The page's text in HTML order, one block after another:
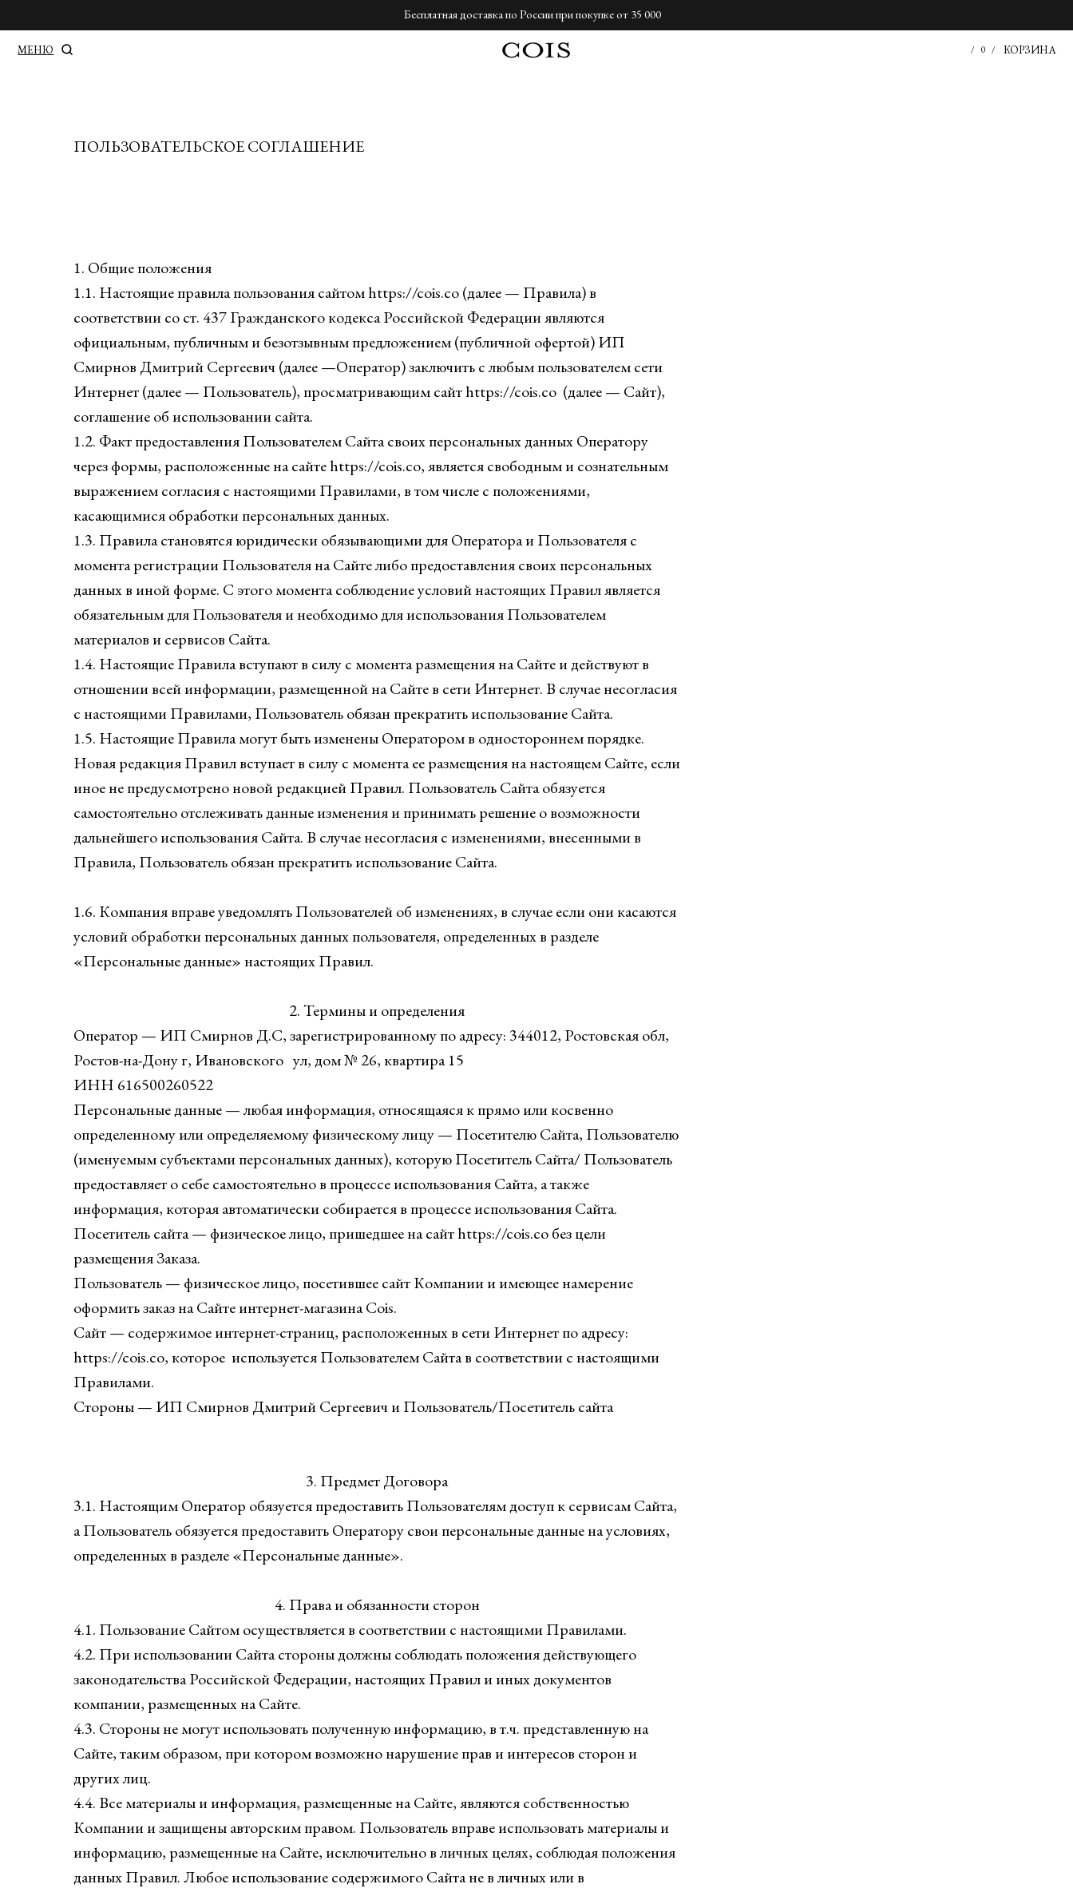
МЕНЮ
Бесплатная доставка по России при покупке от 35 000
ПОЛЬЗОВАТЕЛЬСКОЕ СОГЛАШЕНИЕ
1. Общие положения
1.1. Настоящие правила пользования сайтом https://cois.co (далее — Правила) в
соответствии со ст. 437 Гражданского кодекса Российской Федерации являются
официальным, публичным и безотзывным предложением (публичной офертой) ИП
Смирнов Дмитрий Сергеевич (далее —Оператор) заключить с любым пользователем сети
Интернет (далее — Пользователь), просматривающим сайт https://cois.co (далее — Сайт),
соглашение об использовании сайта.
1.2. Факт предоставления Пользователем Сайта своих персональных данных Оператору
через формы, расположенные на сайте https://cois.co, является свободным и сознательным
выражением согласия с настоящими Правилами, в том числе с положениями,
касающимися обработки персональных данных.
1.3. Правила становятся юридически обязывающими для Оператора и Пользователя с
момента регистрации Пользователя на Сайте либо предоставления своих персональных
данных в иной форме. С этого момента соблюдение условий настоящих Правил является
обязательным для Пользователя и необходимо для использования Пользователем
материалов и сервисов Сайта.
1.4. Настоящие Правила вступают в силу с момента размещения на Сайте и действуют в
отношении всей информации, размещенной на Сайте в сети Интернет. В случае несогласия
с настоящими Правилами, Пользователь обязан прекратить использование Сайта.
1.5. Настоящие Правила могут быть изменены Оператором в одностороннем порядке.
Новая редакция Правил вступает в силу с момента ее размещения на настоящем Сайте, если
иное не предусмотрено новой редакцией Правил. Пользователь Сайта обязуется
самостоятельно отслеживать данные изменения и принимать решение о возможности
дальнейшего использования Сайта. В случае несогласия с изменениями, внесенными в
Правила, Пользователь обязан прекратить использование Сайта.
1.6. Компания вправе уведомлять Пользователей об изменениях, в случае если они касаются
условий обработки персональных данных пользователя, определенных в разделе
«Персональные данные» настоящих Правил.
2. Термины и определения
Оператор — ИП Смирнов Д.C, зарегистрированному по адресу: 344012, Ростовская обл,
Ростов-на-Дону г, Ивановского ул, дом № 26, квартира 15
ИНН 616500260522
Персональные данные — любая информация, относящаяся к прямо или косвенно
определенному или определяемому физическому лицу — Посетителю Сайта, Пользователю
(именуемым субъектами персональных данных), которую Посетитель Сайта/ Пользователь
предоставляет о себе самостоятельно в процессе использования Сайта, а также
информация, которая автоматически собирается в процессе использования Сайта.
Посетитель сайта — физическое лицо, пришедшее на сайт https://cois.co без цели
размещения Заказа.
Пользователь — физическое лицо, посетившее сайт Компании и имеющее намерение
оформить заказ на Сайте интернет-магазина Cois.
Сайт — содержимое интернет-страниц, расположенных в сети Интернет по адресу:
https://cois.co, которое используется Пользователем Сайта в соответствии с настоящими
Правилами.
Стороны — ИП Смирнов Дмитрий Сергеевич и Пользователь/Посетитель сайта
3. Предмет Договора
3.1. Настоящим Оператор обязуется предоставить Пользователям доступ к сервисам Сайта,
а Пользователь обязуется предоставить Оператору свои персональные данные на условиях,
определенных в разделе «Персональные данные».
4. Права и обязанности сторон
4.1. Пользование Сайтом осуществляется в соответствии с настоящими Правилами.
4.2. При использовании Сайта стороны должны соблюдать положения действующего
законодательства Российской Федерации, настоящих Правил и иных документов
компании, размещенных на Сайте.
4.3. Стороны не могут использовать полученную информацию, в т.ч. представленную на
Сайте, таким образом, при котором возможно нарушение прав и интересов сторон и
других лиц.
4.4. Все материалы и информация, размещенные на Сайте, являются собственностью
Компании и защищены авторским правом. Пользователь вправе использовать материалы и
информацию, размещенные на Сайте, исключительно в личных целях, соблюдая положения
данных Правил. Любое использование содержимого Сайта не в личных или в